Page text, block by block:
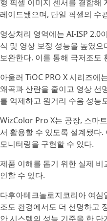
형 픽셀 이미지 센서를 결합해
레이드됐으며, 단일 픽셀의 수
영상처리 영역에는 AI-ISP 2.0
식 및 영상 보정 성능을 높였
보완한다. 이를 통해 극저조도
아울러 TiOC PRO X 시리즈
왜곡과 산란을 줄이고 영상 선
를 억제하고 원거리 수음 성능
WizColor Pro X는 공장, 스마
서 활용할 수 있도록 설계됐다
모니터링을 구현할 수 있다.
제품 이해를 돕기 위한 실제
인할 수 있다.
다후아테크놀로지코리아 여심
조도 환경에서도 더 선명하고
안 시스템의 성능 기준을 한